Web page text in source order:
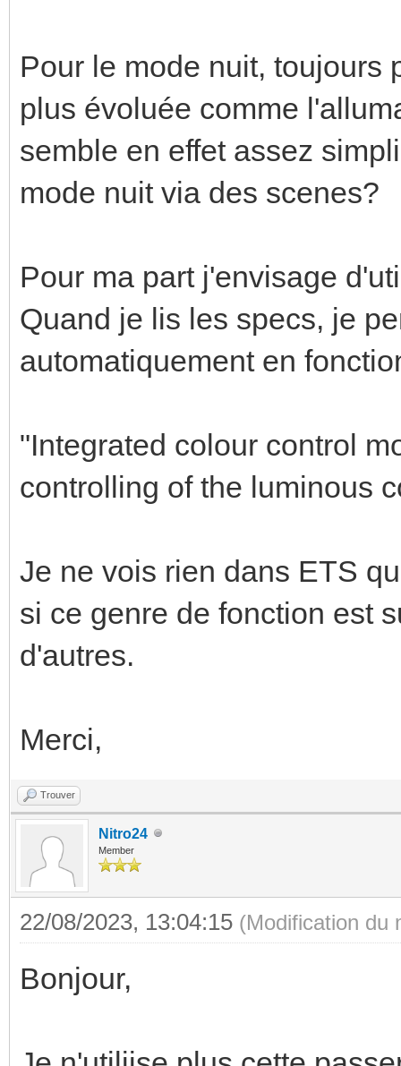
Pour le mode nuit, toujours
plus évoluée comme
semble en effet assez
mode nuit via des scenes?
Pour ma part j'envisage
Quand je lis les specs, je
automatiquement en
"Integrated colour control
controlling of the luminous
Je ne vois rien dans ETS
si ce genre de fonction est
d'autres.
Merci,
Trouver
Nitro24
Member
22/08/2023, 13:04:15 (Modification du
Bonjour,